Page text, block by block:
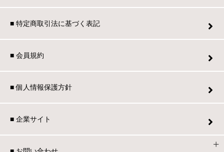
■ 特定商取引法に基づく表記
■ 会員規約
■ 個人情報保護方針
■ 企業サイト